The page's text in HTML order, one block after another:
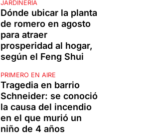
JARDINERÍA
Dónde ubicar la planta
de romero en agosto
para atraer
prosperidad al hogar,
según el Feng Shui
PRIMERO EN AIRE
Tragedia en barrio
Schneider: se conoció
la causa del incendio
en el que murió un
niño de 4 años